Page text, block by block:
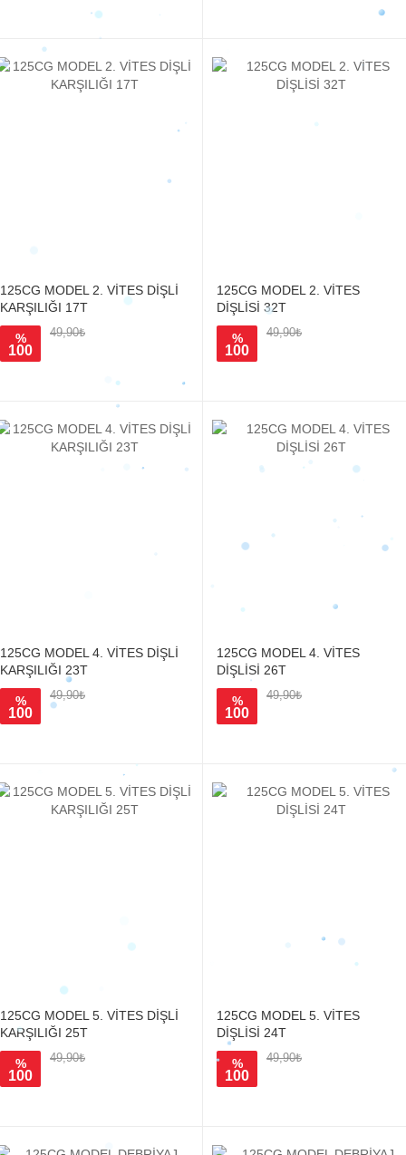
125CG MODEL 2. VİTES DİŞLİ
KARŞILIĞI 17T
%
100
49,90₺
125CG MODEL 2. VİTES
DİŞLİSİ 32T
%
100
49,90₺
125CG MODEL 4. VİTES DİŞLİ
KARŞILIĞI 23T
%
100
49,90₺
125CG MODEL 4. VİTES
DİŞLİSİ 26T
%
100
49,90₺
125CG MODEL 5. VİTES DİŞLİ
KARŞILIĞI 25T
%
100
49,90₺
125CG MODEL 5. VİTES
DİŞLİSİ 24T
%
100
49,90₺